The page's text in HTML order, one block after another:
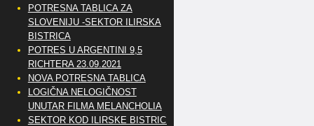
POTRESNA TABLICA ZA
SLOVENIJU -SEKTOR ILIRSKA
BISTRICA
POTRES U ARGENTINI 9,5
RICHTERA 23.09.2021
NOVA POTRESNA TABLICA
LOGIČNA NELOGIČNOST
UNUTAR FILMA MELANCHOLIA
SEKTOR KOD ILIRSKE BISTRICE